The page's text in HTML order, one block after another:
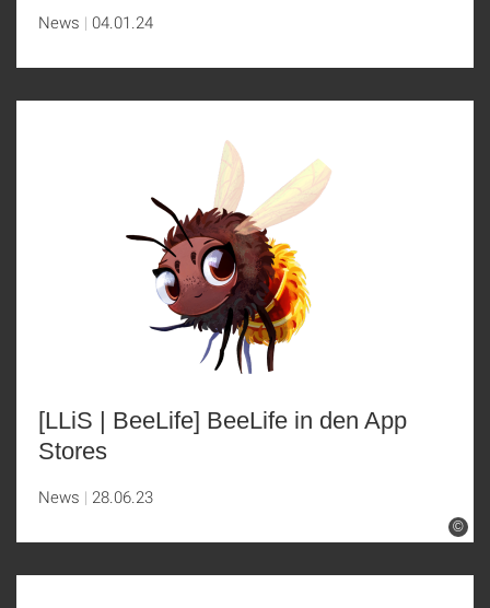
News 04.01.24
©
[LLiS | BeeLife] BeeLife in den App
Stores
News 28.06.23